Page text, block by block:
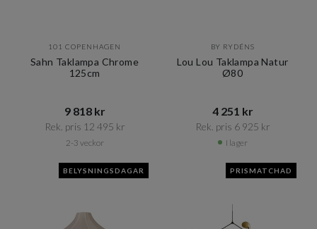
101 COPENHAGEN
Sahn Taklampa Chrome
125cm
9 818 kr​​
Rek. pris 12 495 kr​​
2-3 veckor
BY RYDÉNS
Lou Lou Taklampa Natur
Ø80
4 251 kr​​
Rek. pris 6 925 kr​​
I lager
BELYSNINGSDAGAR PRISMATCHAD